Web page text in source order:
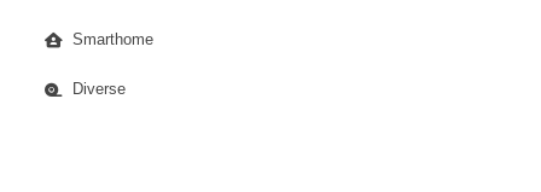
Smarthome
Diverse